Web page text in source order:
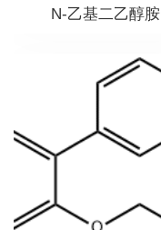
N-乙基二乙醇胺